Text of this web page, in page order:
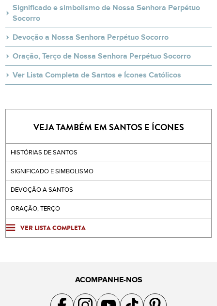
Significado e simbolismo de Nossa Senhora Perpétuo
Socorro
Devoção a Nossa Senhora Perpétuo Socorro
Oração, Terço de Nossa Senhora Perpétuo Socorro
Ver Lista Completa de Santos e Ícones Católicos
VEJA TAMBÉM EM SANTOS E ÍCONES
HISTÓRIAS DE SANTOS
SIGNIFICADO E SIMBOLISMO
DEVOÇÃO A SANTOS
ORAÇÃO, TERÇO
VER LISTA COMPLETA
ACOMPANHE-NOS
Acompanhe a gente no Facebook
Acompanhe a gente no Instagram
Acompanhe a gente no YouTube
Acompanhe a gente no TikTok
Acompanhe a gente no